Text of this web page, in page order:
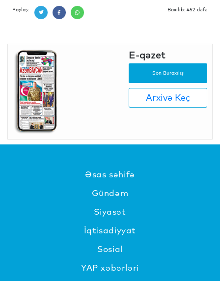
Paylaş: Baxılıb: 452 dəfə
E-qəzet
Son Buraxılış
Arxivə Keç
Əsas səhifə
Gündəm
Siyasət
İqtisadiyyat
Sosial
YAP xəbərləri